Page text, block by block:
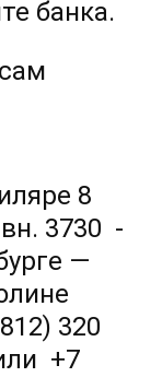
банка.
8
3730 -
—
320
+7